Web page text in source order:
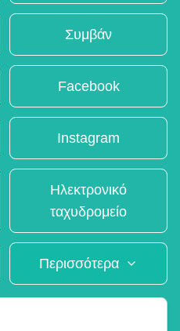
Συμβάν
Facebook
Instagram
Ηλεκτρονικό
ταχυδρομείο
Περισσότερα